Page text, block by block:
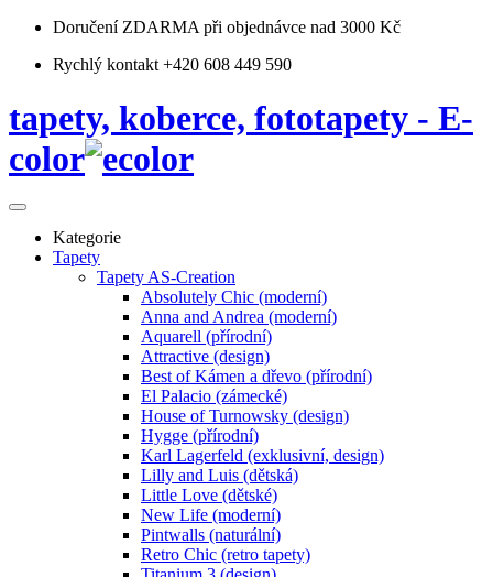
Doručení ZDARMA při objednávce nad 3000 Kč
Rychlý kontakt +420 608 449 590
tapety, koberce, fototapety - E-
color
Kategorie
Tapety
Tapety AS-Creation
Absolutely Chic (moderní)
Anna and Andrea (moderní)
Aquarell (přírodní)
Attractive (design)
Best of Kámen a dřevo (přírodní)
El Palacio (zámecké)
House of Turnowsky (design)
Hygge (přírodní)
Karl Lagerfeld (exklusivní, design)
Lilly and Luis (dětská)
Little Love (dětské)
New Life (moderní)
Pintwalls (naturální)
Retro Chic (retro tapety)